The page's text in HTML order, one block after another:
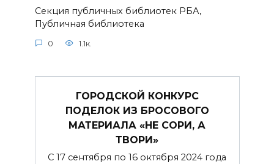
Секция публичных библиотек РБА,
Публичная библиотека
0 1.1к.
ГОРОДСКОЙ КОНКУРС
ПОДЕЛОК ИЗ БРОСОВОГО
МАТЕРИАЛА «НЕ СОРИ, А
ТВОРИ»
С 17 сентября по 16 октября 2024 года